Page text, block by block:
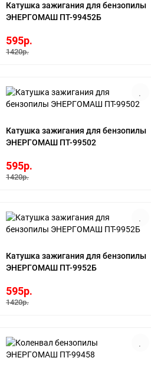
Катушка зажигания для бензопилы
ЭНЕРГОМАШ ПТ-99452Б
595р.
1420р.
Катушка зажигания для бензопилы
ЭНЕРГОМАШ ПТ-99502
595р.
1420р.
Катушка зажигания для бензопилы
ЭНЕРГОМАШ ПТ-9952Б
595р.
1420р.